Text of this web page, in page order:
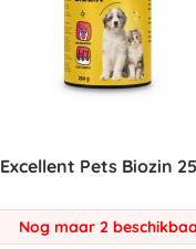
Excellent Pets Biozin
Nog maar 2